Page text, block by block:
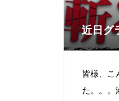
近日グ
皆様、こ
た。。。